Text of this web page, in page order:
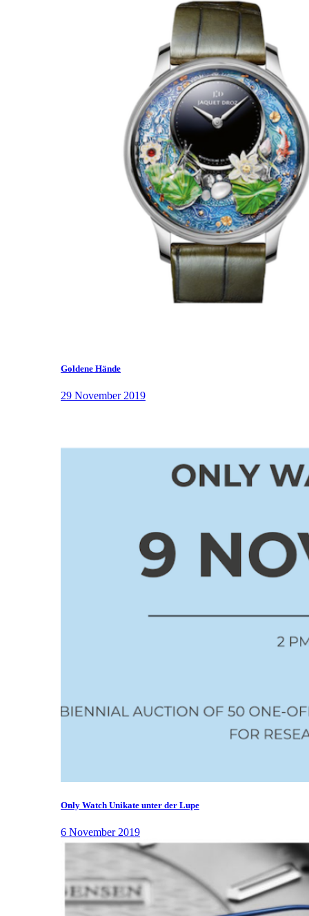
Goldene Hände
29 November 2019
Only Watch Unikate unter der Lupe
6 November 2019